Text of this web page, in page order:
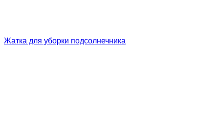
Жатка для уборки подсолнечника